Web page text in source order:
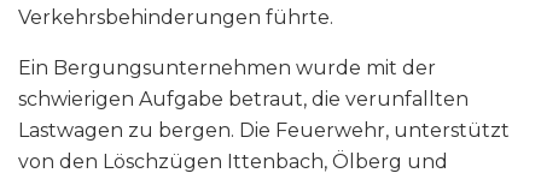
Verkehrsbehinderungen führte.
Ein Bergungsunternehmen wurde mit der
schwierigen Aufgabe betraut, die verunfallten
Lastwagen zu bergen. Die Feuerwehr, unterstützt
von den Löschzügen Ittenbach, Ölberg und